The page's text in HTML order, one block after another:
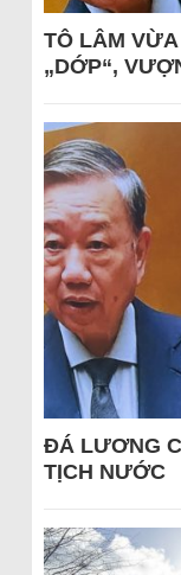
TÔ LÂM
„DỚP“,
ĐÁ LƯƠNG
TỊCH NƯỚC